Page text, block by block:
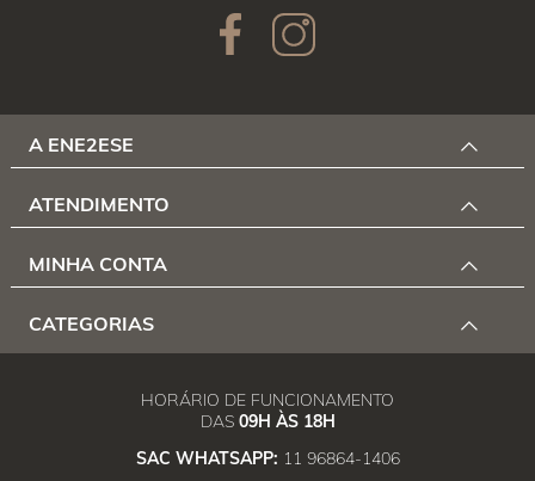
A ENE2ESE
ATENDIMENTO
MINHA CONTA
CATEGORIAS
HORÁRIO DE FUNCIONAMENTO
DAS 09H ÀS 18H
SAC WHATSAPP: 11 96864-1406